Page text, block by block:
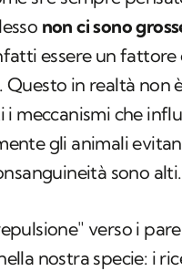
non ci sono
essere un
Questo in realtà non
i meccanismi che
gli animali
sono alti.
verso i
nostra specie: i